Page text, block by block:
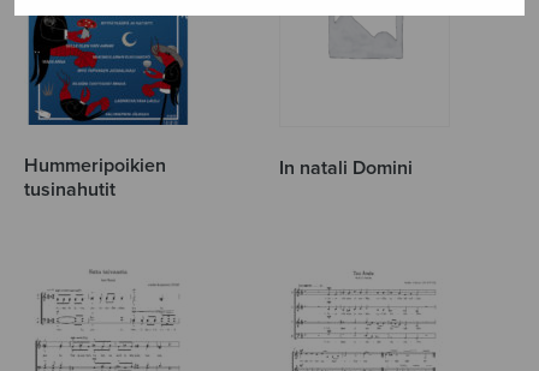
Hummeripoikien
tusinahutit
In natali Domini